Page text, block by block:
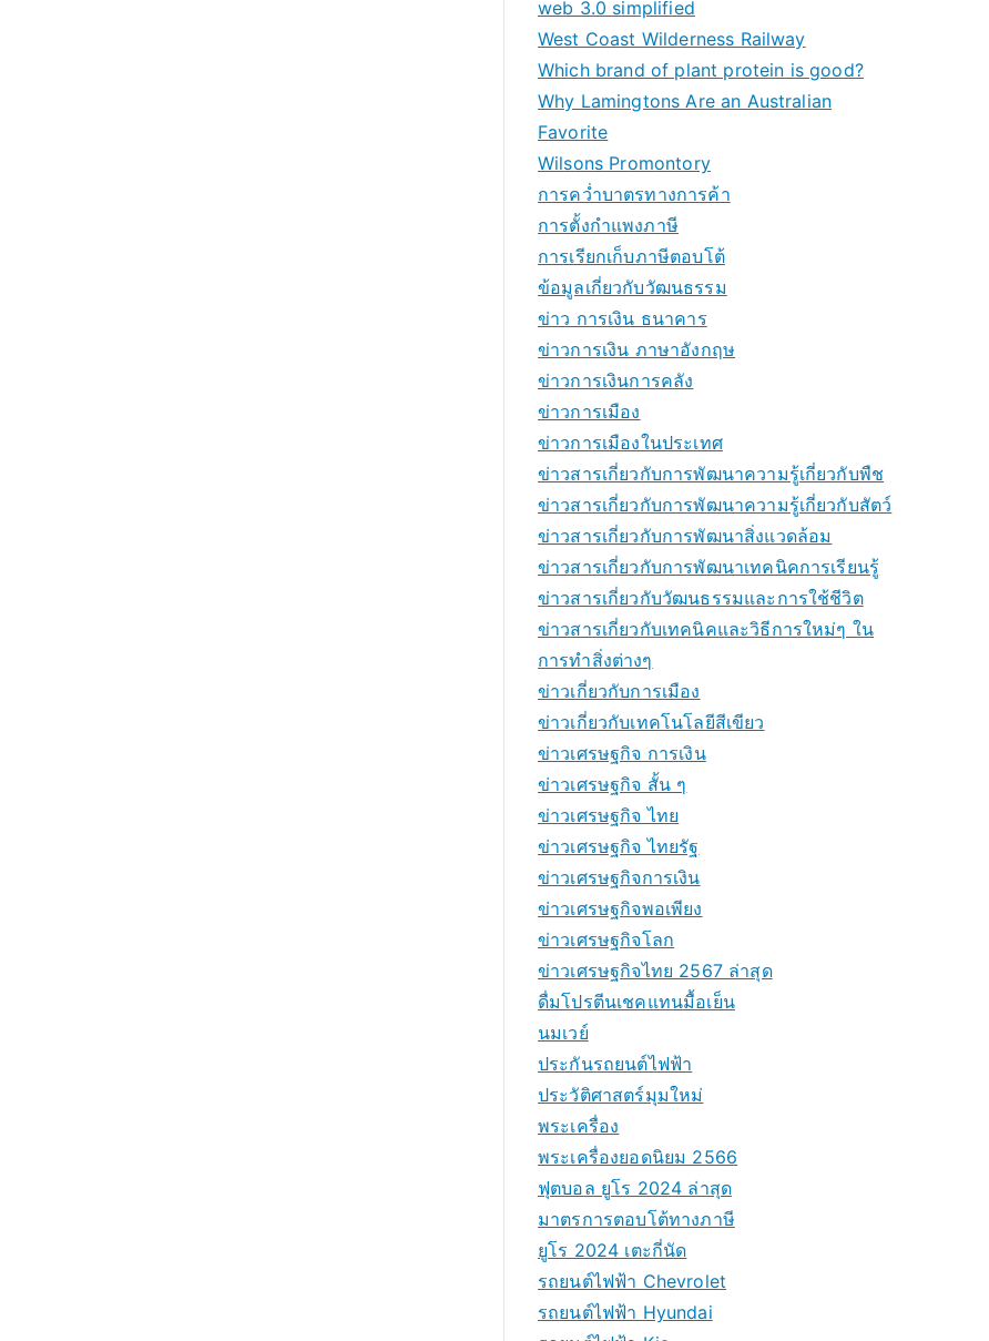
web 3.0 simplified
West Coast Wilderness Railway
Which brand of plant protein is good?
Why Lamingtons Are an Australian
Favorite
Wilsons Promontory
การคว่ำบาตรทางการค้า
การตั้งกำแพงภาษี
การเรียกเก็บภาษีตอบโต้
ข้อมูลเกี่ยวกับวัฒนธรรม
ข่าว การเงิน ธนาคาร
ข่าวการเงิน ภาษาอังกฤษ
ข่าวการเงินการคลัง
ข่าวการเมือง
ข่าวการเมืองในประเทศ
ข่าวสารเกี่ยวกับการพัฒนาความรู้เกี่ยวกับพืช
ข่าวสารเกี่ยวกับการพัฒนาความรู้เกี่ยวกับสัตว์
ข่าวสารเกี่ยวกับการพัฒนาสิ่งแวดล้อม
ข่าวสารเกี่ยวกับการพัฒนาเทคนิคการเรียนรู้
ข่าวสารเกี่ยวกับวัฒนธรรมและการใช้ชีวิต
ข่าวสารเกี่ยวกับเทคนิคและวิธีการใหม่ๆ ใน
การทำสิ่งต่างๆ
ข่าวเกี่ยวกับการเมือง
ข่าวเกี่ยวกับเทคโนโลยีสีเขียว
ข่าวเศรษฐกิจ การเงิน
ข่าวเศรษฐกิจ สั้น ๆ
ข่าวเศรษฐกิจ ไทย
ข่าวเศรษฐกิจ ไทยรัฐ
ข่าวเศรษฐกิจการเงิน
ข่าวเศรษฐกิจพอเพียง
ข่าวเศรษฐกิจโลก
ข่าวเศรษฐกิจไทย 2567 ล่าสุด
ดื่มโปรตีนเชคแทนมื้อเย็น
นมเวย์
ประกันรถยนต์ไฟฟ้า
ประวัติศาสตร์มุมใหม่
พระเครื่อง
พระเครื่องยอดนิยม 2566
ฟุตบอล ยูโร 2024 ล่าสุด
มาตรการตอบโต้ทางภาษี
ยูโร 2024 เตะกี่นัด
รถยนต์ไฟฟ้า Chevrolet
รถยนต์ไฟฟ้า Hyundai